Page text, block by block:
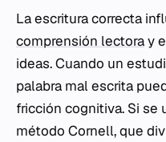
La escritura correcta
comprensión lectoray
ideas. Cuando un
palabra mal escrita
fricción cognitiva. Si
método Cornell, que